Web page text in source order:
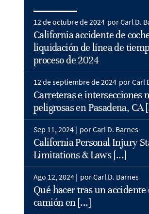
12 de octubre de 2024 por Carl D.
California accidente de
liquidación de línea de
proceso de 2024
12 de septiembre de 2024 por Carl
Carreteras e intersecciones
peligrosas en Pasadena, CA
Sep 11, 2024 | por Carl D. Barnes
California Personal Injury
Limitations & Laws [...]
Ago 12, 2024 | por Carl D. Barnes
Qué hacer tras un accidente
camión en [...]